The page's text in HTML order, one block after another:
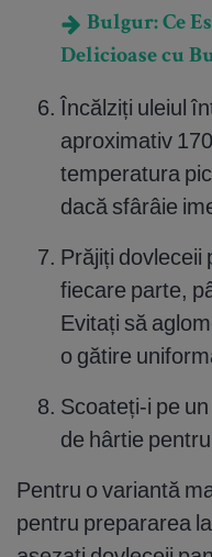
Bulgur: Ce
Delicioase cu
Încălziți uleiul
aproximativ
temperatura
dacă sfârâie
Prăjiți dovleceii
fiecare parte,
Evitați să
o gătire
Scoateți-i pe
de hârtie
Pentru o variantă
pentru prepararea